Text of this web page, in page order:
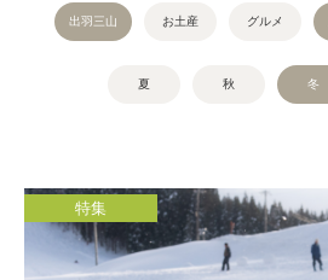
出羽三山 お土産 グルメ
夏 秋 冬
特集